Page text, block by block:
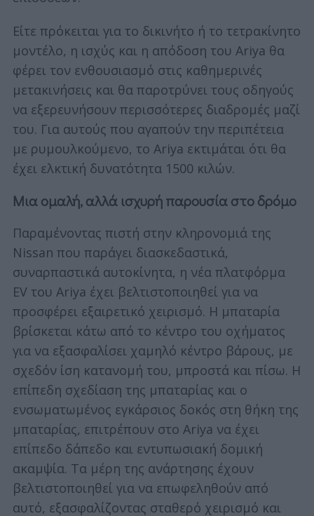
Είτε πρόκειται για το δικινήτο ή το τετρακίνητο
μοντέλο, η ισχύς και η απόδοση του Ariya θα
φέρει τον ενθουσιασμό στις καθημερινές
μετακινήσεις και θα παροτρύνει τους οδηγούς
να εξερευνήσουν περισσότερες διαδρομές μαζί
του. Για αυτούς που αγαπούν την περιπέτεια
με ρυμουλκούμενο, το Ariya εκτιμάται ότι θα
έχει ελκτική δυνατότητα 1500 κιλών.
Μια ομαλή, αλλά ισχυρή παρουσία στο δρόμο
Παραμένοντας πιστή στην κληρονομιά της
Nissan που παράγει διασκεδαστικά,
συναρπαστικά αυτοκίνητα, η νέα πλατφόρμα
EV του Ariya έχει βελτιστοποιηθεί για να
προσφέρει εξαιρετικό χειρισμό. Η μπαταρία
βρίσκεται κάτω από το κέντρο του οχήματος
για να εξασφαλίσει χαμηλό κέντρο βάρους, με
σχεδόν ίση κατανομή του, μπροστά και πίσω. Η
επίπεδη σχεδίαση της μπαταρίας και ο
ενσωματωμένος εγκάρσιος δοκός στη θήκη της
μπαταρίας, επιτρέπουν στο Ariya να έχει
επίπεδο δάπεδο και εντυπωσιακή δομική
ακαμψία. Τα μέρη της ανάρτησης έχουν
βελτιστοποιηθεί για να επωφεληθούν από
αυτό, εξασφαλίζοντας σταθερό χειρισμό και